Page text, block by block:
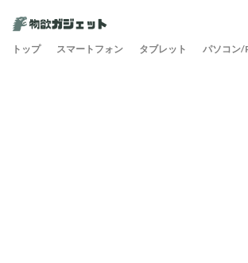
トップ スマートフォン タブレット パソコン/